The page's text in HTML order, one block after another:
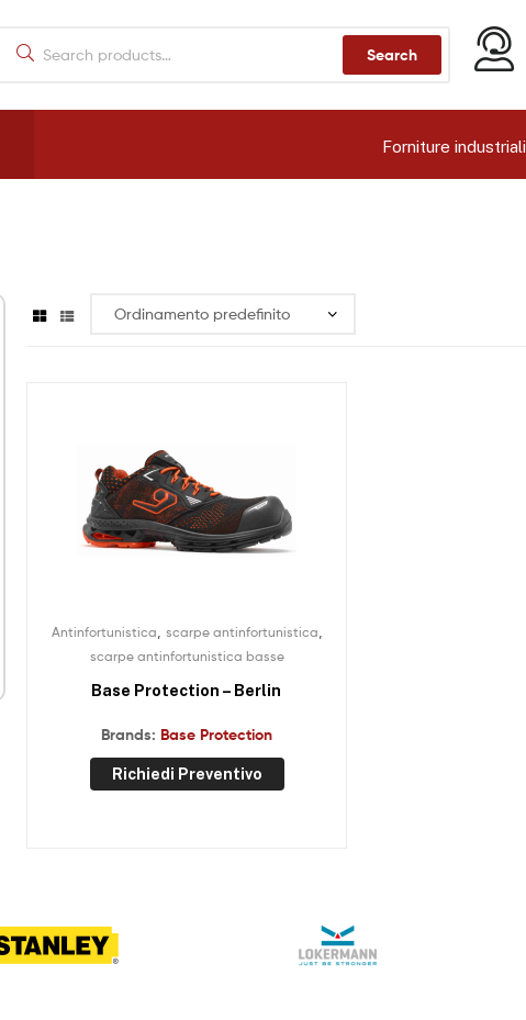
Search
Forniture industriali
Antinfortunistica scarpe antinfortunistica
scarpe antinfortunistica basse
Base Protection – Berlin
Brands: Base Protection
Richiedi Preventivo